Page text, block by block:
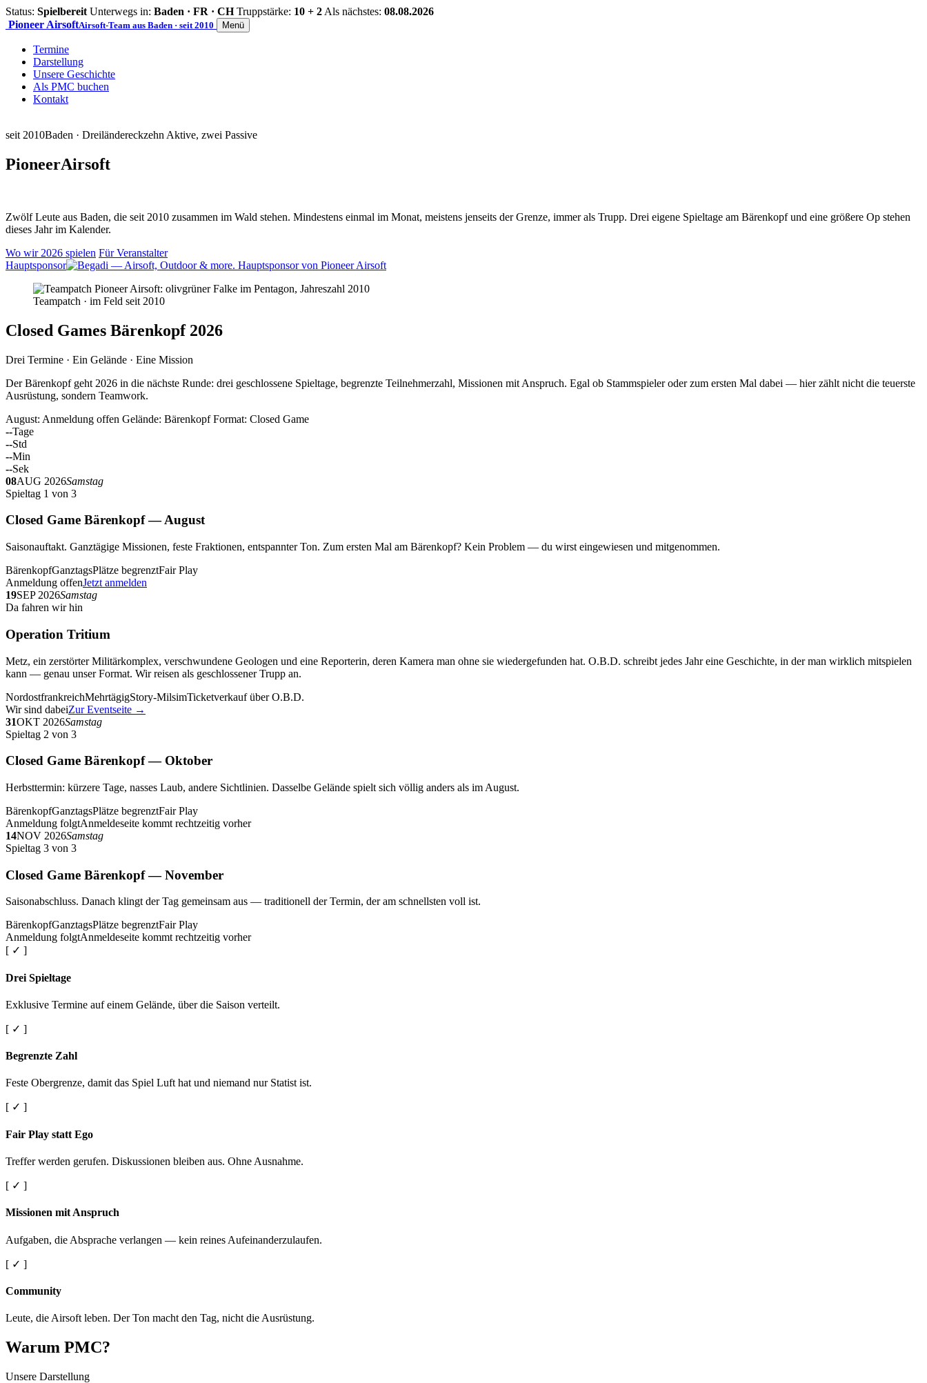
Status: Spielbereit Unterwegs in: Baden · FR · CH Truppstärke: 10 + 2 Als nächstes: 08.08.2026
Pioneer AirsoftAirsoft-Team aus Baden · seit 2010 Menü
Termine
Darstellung
Unsere Geschichte
Als PMC buchen
Kontakt
seit 2010Baden · Dreiländereckzehn Aktive, zwei Passive
PioneerAirsoft
Zwölf Leute aus Baden, die seit 2010 zusammen im Wald stehen. Mindestens einmal im Monat, meistens jenseits der Grenze, immer als Trupp. Drei eigene Spieltage am Bärenkopf und eine größere Op stehen
dieses Jahr im Kalender.
Wo wir 2026 spielen Für Veranstalter
Hauptsponsor
Teampatch · im Feld seit 2010
Closed Games Bärenkopf 2026
Drei Termine · Ein Gelände · Eine Mission
Der Bärenkopf geht 2026 in die nächste Runde: drei geschlossene Spieltage, begrenzte Teilnehmerzahl, Missionen mit Anspruch. Egal ob Stammspieler oder zum ersten Mal dabei — hier zählt nicht die teuerste
Ausrüstung, sondern Teamwork.
August: Anmeldung offen Gelände: Bärenkopf Format: Closed Game
--Tage
--Std
--Min
--Sek
08AUG 2026Samstag
Spieltag 1 von 3
Closed Game Bärenkopf — August
Saisonauftakt. Ganztägige Missionen, feste Fraktionen, entspannter Ton. Zum ersten Mal am Bärenkopf? Kein Problem — du wirst eingewiesen und mitgenommen.
BärenkopfGanztagsPlätze begrenztFair Play
Anmeldung offenJetzt anmelden
19SEP 2026Samstag
Da fahren wir hin
Operation Tritium
Metz, ein zerstörter Militärkomplex, verschwundene Geologen und eine Reporterin, deren Kamera man ohne sie wiedergefunden hat. O.B.D. schreibt jedes Jahr eine Geschichte, in der man wirklich mitspielen
kann — genau unser Format. Wir reisen als geschlossener Trupp an.
NordostfrankreichMehrtägigStory-MilsimTicketverkauf über O.B.D.
Wir sind dabeiZur Eventseite →
31OKT 2026Samstag
Spieltag 2 von 3
Closed Game Bärenkopf — Oktober
Herbsttermin: kürzere Tage, nasses Laub, andere Sichtlinien. Dasselbe Gelände spielt sich völlig anders als im August.
BärenkopfGanztagsPlätze begrenztFair Play
Anmeldung folgtAnmeldeseite kommt rechtzeitig vorher
14NOV 2026Samstag
Spieltag 3 von 3
Closed Game Bärenkopf — November
Saisonabschluss. Danach klingt der Tag gemeinsam aus — traditionell der Termin, der am schnellsten voll ist.
BärenkopfGanztagsPlätze begrenztFair Play
Anmeldung folgtAnmeldeseite kommt rechtzeitig vorher
[ ✓ ]
Drei Spieltage
Exklusive Termine auf einem Gelände, über die Saison verteilt.
[ ✓ ]
Begrenzte Zahl
Feste Obergrenze, damit das Spiel Luft hat und niemand nur Statist ist.
[ ✓ ]
Fair Play statt Ego
Treffer werden gerufen. Diskussionen bleiben aus. Ohne Ausnahme.
[ ✓ ]
Missionen mit Anspruch
Aufgaben, die Absprache verlangen — kein reines Aufeinanderzulaufen.
[ ✓ ]
Community
Leute, die Airsoft leben. Der Ton macht den Tag, nicht die Ausrüstung.
Warum PMC?
Unsere Darstellung